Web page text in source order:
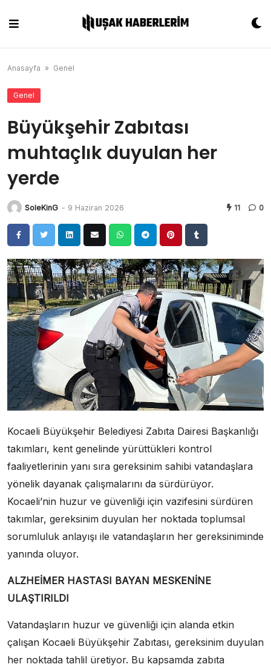
content
Anasayfa » Genel
Genel
Büyükşehir Zabıtası
muhtaçlık duyulan her
yerde
SoleKinG - 9 Haziran 2026 11 0
Kocaeli Büyükşehir Belediyesi Zabıta Dairesi Başkanlığı
takımları, kent genelinde yürüttükleri kontrol
faaliyetlerinin yanı sıra gereksinim sahibi vatandaşlara
yönelik dayanak çalışmalarını da sürdürüyor.
Kocaeli’nin huzur ve güvenliği için vazifesini sürdüren
takımlar, gereksinim duyulan her noktada toplumsal
sorumluluk anlayışı ile vatandaşların her gereksiniminde
yanında oluyor.
ALZHEİMER HASTASI BAYAN MESKENİNE
ULAŞTIRILDI
Vatandaşların huzur ve güvenliği için alanda etkin
çalışan Kocaeli Büyükşehir Zabıtası, gereksinim duyulan
her noktada tahlil üretiyor. Bu kapsamda zabıta